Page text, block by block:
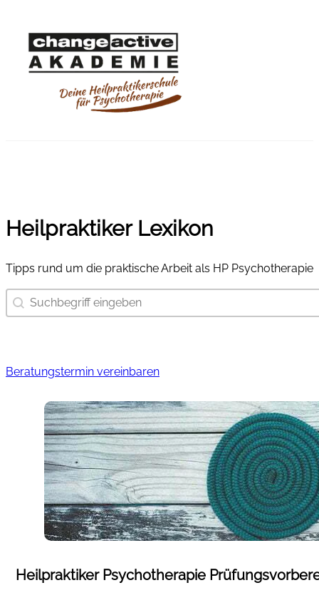
Heilpraktiker Lexikon
Tipps rund um die praktische Arbeit als HP Psychotherapie
Suchbegriff eingeben
Beratungstermin vereinbaren
Heilpraktiker Psychotherapie